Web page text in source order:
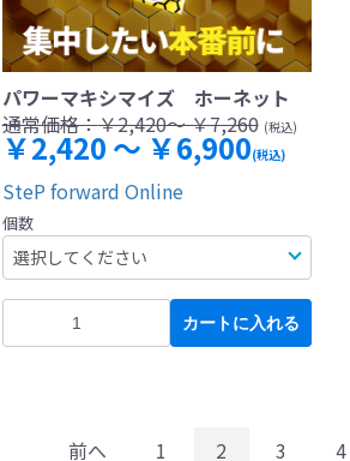
パワーマキシマイズ ホーネット
通常価格：￥2,420～ ￥7,260 (税込)
￥2,420 ～ ￥6,900(税込)
SteP forward Online
個数
カートに入れる
前へ 1 2 3 4